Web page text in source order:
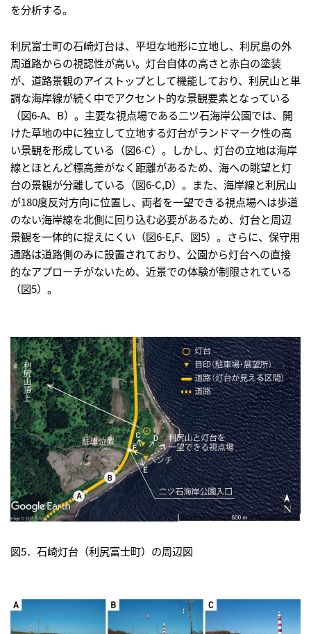
を分析する。
利尻富士町の石崎灯台は、平坦な地形に立地し、利尻島の外
周道路からの視認性が高い。灯台自体の高さと赤白の塗装
が、道路景観のアイストップとして機能しており、利尻山と単
調な海岸線が続く中でアクセント的な景観要素となっている
（図6-A、B）。主要な視点場である二ツ石海岸公園では、開
けた草地の中に独立して立地する灯台がランドマーク性の高
い景観を形成している（図6-C）。しかし、灯台の立地は海岸
線とほとんど標高差がなく距離があるため、海への眺望と灯
台の景観が分離している（図6-C,D）。また、海岸線と利尻山
が180度反対方向に位置し、両者を一望できる視点場へは歩道
のない海岸線を北側に回り込む必要があるため、灯台と周辺
景観を一体的に捉えにくい（図6-E,F、図5）。さらに、保守用
通路は道路側のみに設置されており、公園から灯台への直接
的なアプローチがないため、近景での体験が制限されている
（図5）。
図5．石崎灯台（利尻富士町）の周辺図